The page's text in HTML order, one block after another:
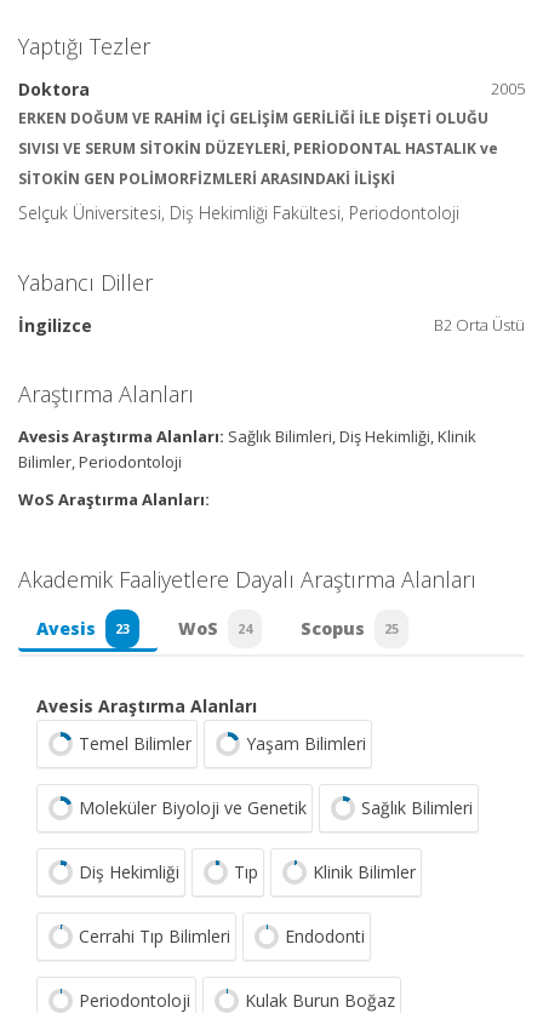
Yaptığı Tezler
2005
Doktora
ERKEN DOĞUM VE RAHİM İÇİ GELİŞİM GERİLİĞİ İLE DİŞETİ OLUĞU
SIVISI VE SERUM SİTOKİN DÜZEYLERİ, PERİODONTAL HASTALIK ve
SİTOKİN GEN POLİMORFİZMLERİ ARASINDAKİ İLİŞKİ
Selçuk Üniversitesi, Diş Hekimliği Fakültesi, Periodontoloji
Yabancı Diller
B2 Orta Üstü
İngilizce
Araştırma Alanları
Avesis Araştırma Alanları: Sağlık Bilimleri, Diş Hekimliği, Klinik
Bilimler, Periodontoloji
WoS Araştırma Alanları:
Akademik Faaliyetlere Dayalı Araştırma Alanları
Avesis 23 WoS 24 Scopus 25
Avesis Araştırma Alanları
Temel Bilimler
Yaşam Bilimleri
Moleküler Biyoloji ve Genetik Sağlık Bilimleri
Diş Hekimliği Tıp Klinik Bilimler
Cerrahi Tıp Bilimleri Endodonti
Periodontoloji Kulak Burun Boğaz